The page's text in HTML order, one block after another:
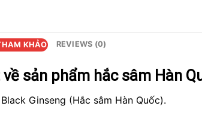
KHẢO REVIEWS (0)
sản phẩm hắc sâm Hàn
Ginseng (Hắc sâm Hàn Quốc).